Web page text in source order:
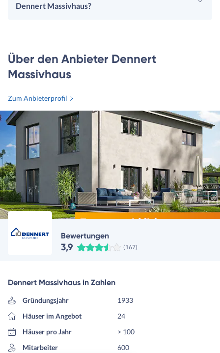
Dennert Massivhaus?
Über den Anbieter Dennert
Massivhaus
Zum Anbieterprofil
Bewertungen
3,9 (167)
Dennert Massivhaus in Zahlen
Gründungsjahr
1933
Häuser im Angebot
24
Häuser pro Jahr
> 100
Mitarbeiter
600